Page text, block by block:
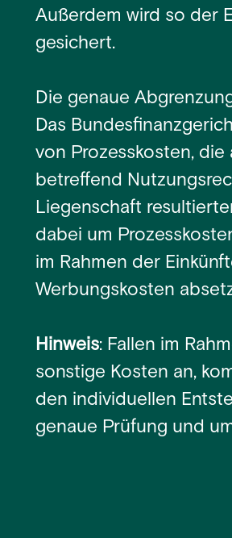
Außerdem wird so der
gesichert.
Die genaue
Das
von Prozesskosten,
betreffend
Liegenschaft
dabei um
im Rahmen der
Werbungskosten
Hinweis: Fallen im
sonstige Kosten an,
den individuellen
genaue Prüfung und